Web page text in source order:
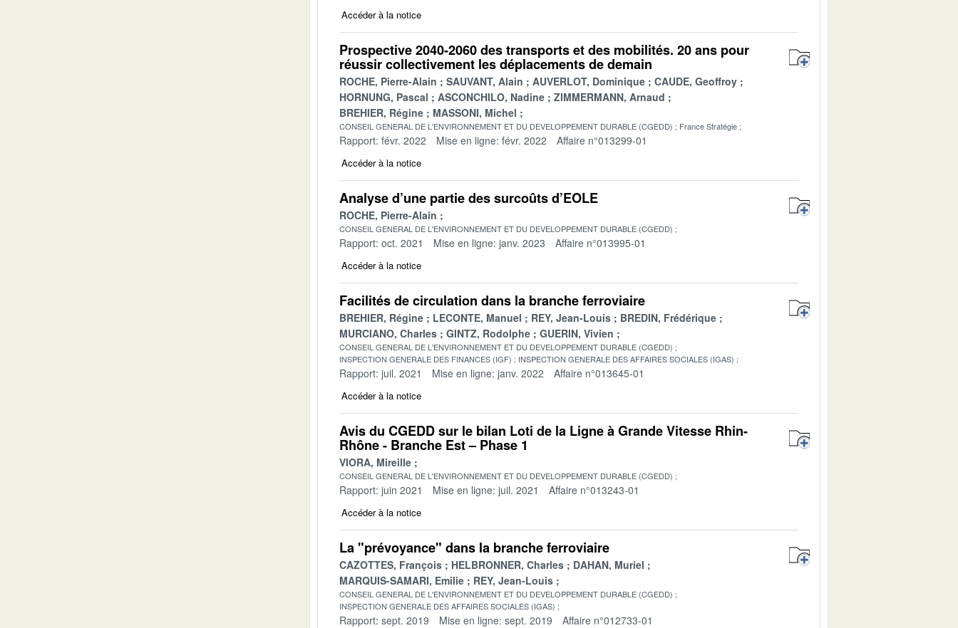
Accéder à la notice
Prospective 2040-2060 des transports et des mobilités. 20 ans pour
réussir collectivement les déplacements de demain
ROCHE, Pierre-Alain SAUVANT, Alain AUVERLOT, Dominique
CAUDE, Geoffroy
HORNUNG, Pascal
ASCONCHILO, Nadine
ZIMMERMANN, Arnaud
BREHIER, Régine
MASSONI, Michel
CONSEIL GENERAL DE L'ENVIRONNEMENT ET DU DEVELOPPEMENT DURABLE (CGEDD) France Stratégie
Rapport: févr. 2022 Mise en ligne: févr. 2022 Affaire n°013299-01
Accéder à la notice
Analyse d’une partie des surcoûts d’EOLE
ROCHE, Pierre-Alain
CONSEIL GENERAL DE L'ENVIRONNEMENT ET DU DEVELOPPEMENT DURABLE (CGEDD)
Rapport: oct. 2021 Mise en ligne: janv. 2023 Affaire n°013995-01
Accéder à la notice
Facilités de circulation dans la branche ferroviaire
BREHIER, Régine LECONTE, Manuel REY, Jean-Louis
BREDIN, Frédérique
MURCIANO, Charles
GINTZ, Rodolphe GUERIN, Vivien
CONSEIL GENERAL DE L'ENVIRONNEMENT ET DU DEVELOPPEMENT DURABLE (CGEDD)
INSPECTION GENERALE DES FINANCES (IGF)
INSPECTION GENERALE DES AFFAIRES SOCIALES (IGAS)
Rapport: juil. 2021 Mise en ligne: janv. 2022 Affaire n°013645-01
Accéder à la notice
Avis du CGEDD sur le bilan Loti de la Ligne à Grande Vitesse Rhin-
Rhône - Branche Est – Phase 1
VIORA, Mireille
CONSEIL GENERAL DE L'ENVIRONNEMENT ET DU DEVELOPPEMENT DURABLE (CGEDD)
Rapport: juin 2021 Mise en ligne: juil. 2021 Affaire n°013243-01
Accéder à la notice
La "prévoyance" dans la branche ferroviaire
CAZOTTES, François HELBRONNER, Charles
DAHAN, Muriel
MARQUIS-SAMARI, Emilie
REY, Jean-Louis
CONSEIL GENERAL DE L'ENVIRONNEMENT ET DU DEVELOPPEMENT DURABLE (CGEDD)
INSPECTION GENERALE DES AFFAIRES SOCIALES (IGAS)
Rapport: sept. 2019 Mise en ligne: sept. 2019 Affaire n°012733-01